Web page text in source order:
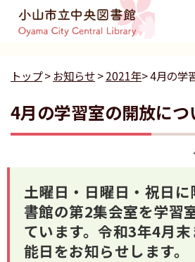
トップ>お知らせ>2021年> 4月の学
4月の学習室の開放につ
土曜日・日曜日・祝日
書館の第2集会室を学習
ています。令和3年4月
能日をお知らせします。